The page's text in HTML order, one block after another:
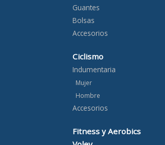
Guantes
Bolsas
Accesorios
Ciclismo
Indumentaria
Mujer
Hombre
Accesorios
Fitness y Aerobics